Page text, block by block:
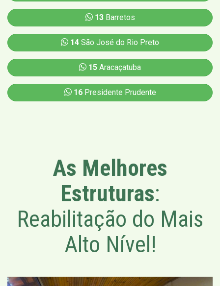
13Barretos
14 São José do Rio Preto
15 Aracaçatuba
16Presidente Prudente
As Melhores
Estruturas:
Reabilitação do Mais
Alto Nível!